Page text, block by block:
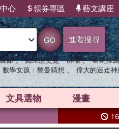
心 領券專區 藝文講座
GO 進階搜尋
節 、 如果歷史是一群喵 、 暑期推薦
數學女孩：黎曼猜想 、 偉大的迷走神
文具選物 漫畫